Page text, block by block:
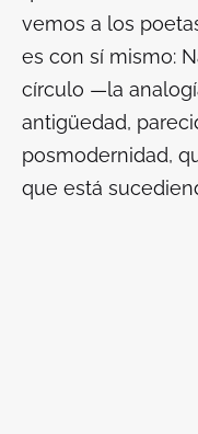
vemos a los
es con sí mismo:
círculo —la
antigüedad,
posmodernidad,
que está